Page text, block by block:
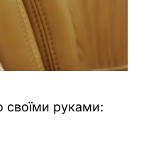
своїми руками: